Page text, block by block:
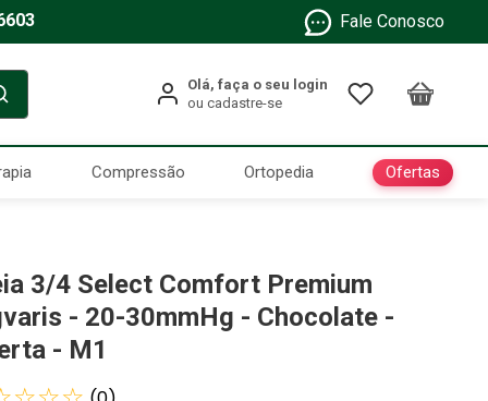
Fale Conosco
Compressão Ortopedia Ofertas
3/4 Select Comfort Premium
- 20-30mmHg - Chocolate -
- M1